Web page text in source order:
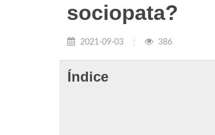
sociopata?
2021-09-03 386
Índice